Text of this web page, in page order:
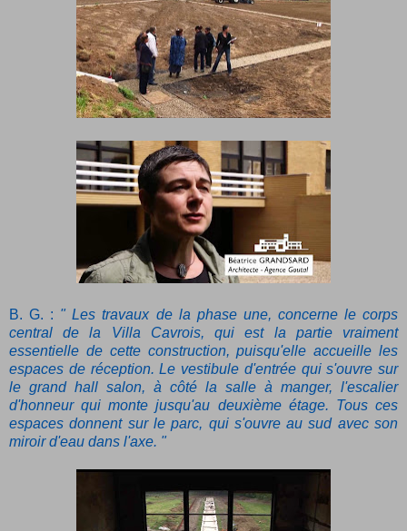
B. G. : " Les travaux de la phase une, concerne le corps
central de la Villa Cavrois, qui est la partie vraiment
essentielle de cette construction, puisqu'elle accueille les
espaces de réception. Le vestibule d'entrée qui s'ouvre sur
le grand hall salon, à côté la salle à manger, l'escalier
d'honneur qui monte jusqu'au deuxième étage. Tous ces
espaces donnent sur le parc, qui s'ouvre au sud avec son
miroir d'eau dans l'axe. "